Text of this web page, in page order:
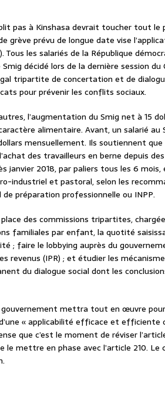
pas à Kinshasa devrait toucher tout le
grève prévu de longue date vise
les salariés de la République
décidé lors de la dernière session du
tripartite de concertation et de
pour prévenir les conflits sociaux.
l’augmentation du Smig net à 15
alimentaire. Avant, un salarié au
mensuellement. Ils soutiennent
des travailleurs en berne depuis
janvier 2018, par paliers tous les 6 mois,
industriel et pastoral, selon les
préparation professionnelle ou INPP.
des commissions tripartites,
familiales par enfant, la quotité
; faire le lobbying auprès du
revenus (IPR) ; et étudier les
du dialogue social dont les
mettra tout en œuvre
« applicabilité efficace et efficiente
que c’est le moment de réviser
mettre en phase avec l’article 210.